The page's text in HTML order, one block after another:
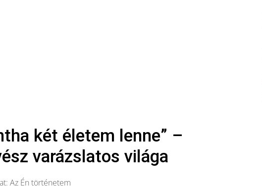
két életem lenne” –
varázslatos világa
Az Én történetem